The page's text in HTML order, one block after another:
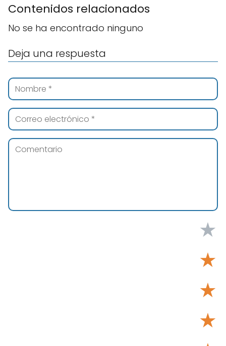
Contenidos relacionados
No se ha encontrado ninguno
Deja una respuesta
★
★
★
★